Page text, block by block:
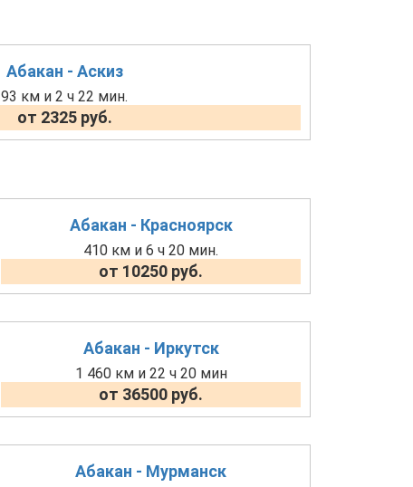
Абакан - Аскиз
93 км и 2 ч 22 мин.
от 2325 руб.
Абакан - Красноярск
410 км и 6 ч 20 мин.
от 10250 руб.
Абакан - Иркутск
1 460 км и 22 ч 20 мин
от 36500 руб.
Абакан - Мурманск